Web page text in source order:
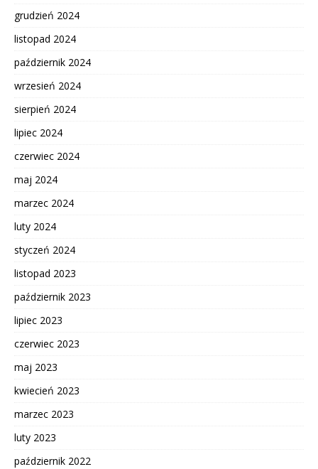
grudzień 2024
listopad 2024
październik 2024
wrzesień 2024
sierpień 2024
lipiec 2024
czerwiec 2024
maj 2024
marzec 2024
luty 2024
styczeń 2024
listopad 2023
październik 2023
lipiec 2023
czerwiec 2023
maj 2023
kwiecień 2023
marzec 2023
luty 2023
październik 2022